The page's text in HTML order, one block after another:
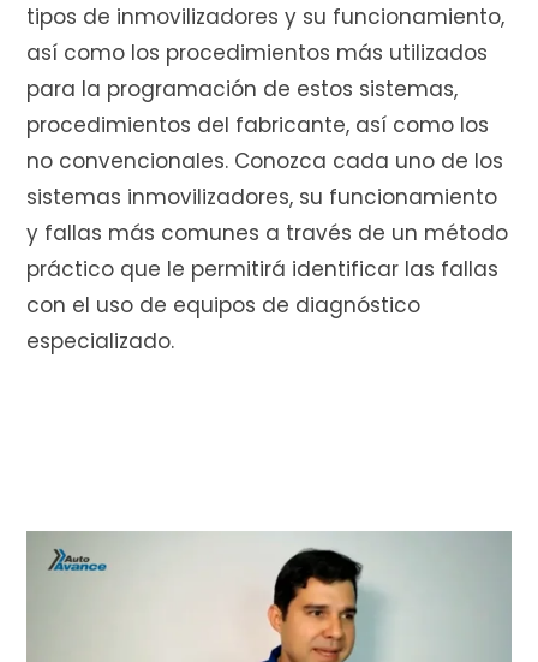
p
tipos de inmovilizadores y su funcionamiento,
así como los procedimientos más utilizados
para la programación de estos sistemas,
procedimientos del fabricante, así como los
no convencionales. Conozca cada uno de los
sistemas inmovilizadores, su funcionamiento
y fallas más comunes a través de un método
práctico que le permitirá identificar las fallas
con el uso de equipos de diagnóstico
especializado.